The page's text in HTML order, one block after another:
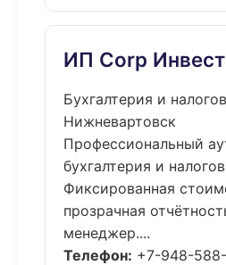
ИП Corp Инвест
Бухгалтерия и
Нижневартовск
Профессиональный
бухгалтерия и
Фиксированная
прозрачная
менеджер....
Телефон: +7-948-